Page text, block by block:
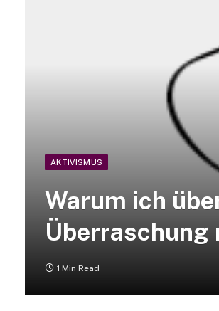
AKTIVISMUS
Warum ich
Überraschung
1 Min Read